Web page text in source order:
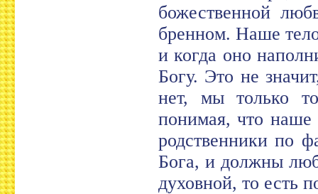
божественной
бренном. Наше
и когда оно
Богу. Это не
нет, мы только
понимая, что наше
родственники по
Бога, и должны
духовной, то есть